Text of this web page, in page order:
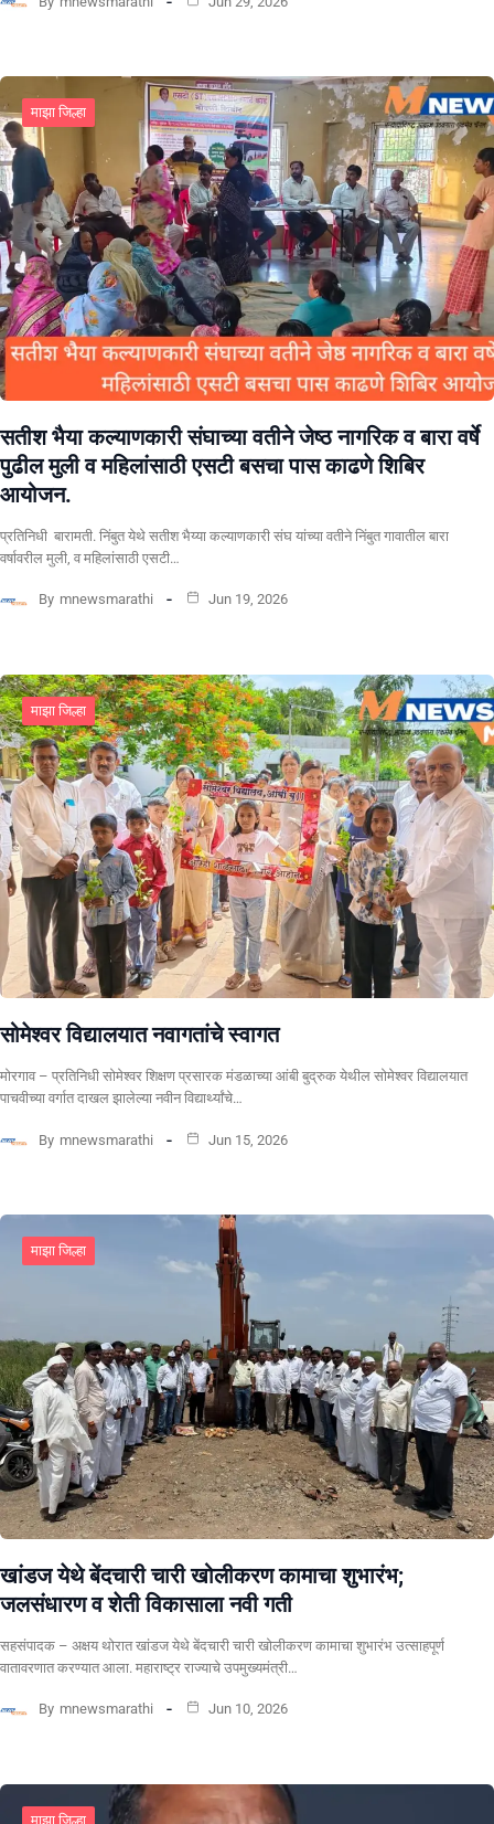
माझा जिल्हा
सतीश भैया कल्याणकारी संघाच्या वतीने जेष्ठ नागरिक व बारा वर्षे
पुढील मुली व महिलांसाठी एसटी बसचा पास काढणे शिबिर
आयोजन.
प्रतिनिधी बारामती. निंबुत येथे सतीश भैय्या कल्याणकारी संघ यांच्या वतीने निंबुत गावातील बारा
वर्षावरील मुली, व महिलांसाठी एसटी…
By mnewsmarathi Jun 19, 2026
माझा जिल्हा
सोमेश्वर विद्यालयात नवागतांचे स्वागत
मोरगाव – प्रतिनिधी सोमेश्वर शिक्षण प्रसारक मंडळाच्या आंबी बुद्रुक येथील सोमेश्वर विद्यालयात
पाचवीच्या वर्गात दाखल झालेल्या नवीन विद्यार्थ्यांचे…
By mnewsmarathi Jun 15, 2026
माझा जिल्हा
खांडज येथे बेंदचारी चारी खोलीकरण कामाचा शुभारंभ;
जलसंधारण व शेती विकासाला नवी गती
सहसंपादक – अक्षय थोरात खांडज येथे बेंदचारी चारी खोलीकरण कामाचा शुभारंभ उत्साहपूर्ण
वातावरणात करण्यात आला. महाराष्ट्र राज्याचे उपमुख्यमंत्री…
By mnewsmarathi Jun 10, 2026
माझा जिल्हा